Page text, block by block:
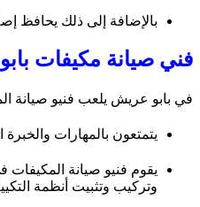
بالإضافة إلى ذلك يحافظ
فني صيانة مكيفات
في بابو عريش يلعب فنيو صيانة
يتمتعون بالمهارات
يقوم فنيو صيانة المكيفات
وتركيب وتثبيت أنظمة